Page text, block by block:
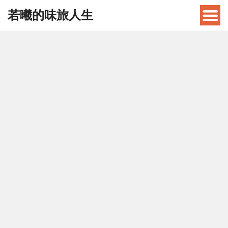
若曦的味旅人生